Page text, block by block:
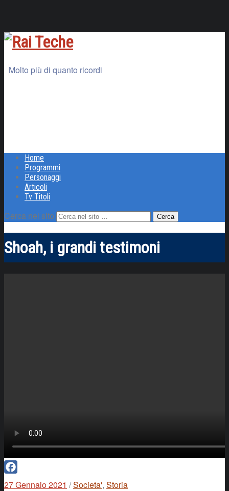
Molto più di quanto ricordi
Home
Programmi
Personaggi
Articoli
Tv Titoli
Cerca nel sito
Shoah, i grandi testimoni
Facebook
27 Gennaio 2021 /Societa', Storia